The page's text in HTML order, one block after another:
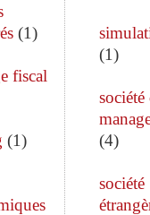
(1)
fiscal
(1)
(1)
société
(4)
société